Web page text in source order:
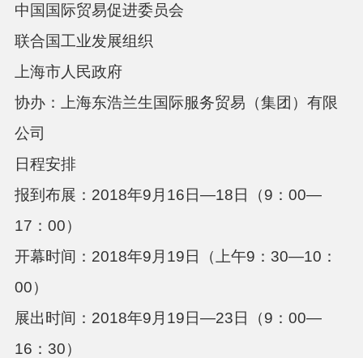
中国国际贸易促进委员会
联合国工业发展组织
上海市人民政府
协办：上海东浩兰生国际服务贸易（集团）有限
公司
日程安排
报到布展： 2018年9月16日—18日（9：00—
17：00）
开幕时间： 2018年9月19日（上午9：30—10：
00）
展出时间： 2018年9月19日—23日（9：00—
16：30）